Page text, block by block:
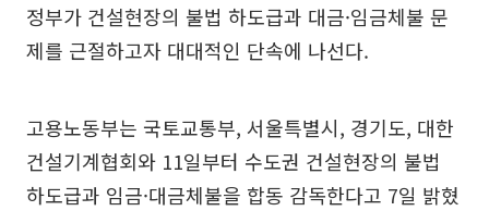
정부가 건설현장의 불법 하도급과 대금·임금체불 문
제를 근절하고자 대대적인 단속에 나선다.
고용노동부는 국토교통부, 서울특별시, 경기도, 대한
건설기계협회와 11일부터 수도권 건설현장의 불법
하도급과 임금·대금체불을 합동 감독한다고 7일 밝혔